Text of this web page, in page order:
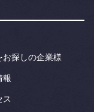
お探しの企業様
報
ス